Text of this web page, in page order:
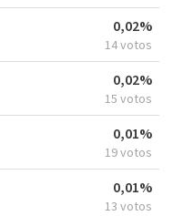
0,02%
14 votos
0,02%
15 votos
0,01%
19 votos
0,01%
13 votos